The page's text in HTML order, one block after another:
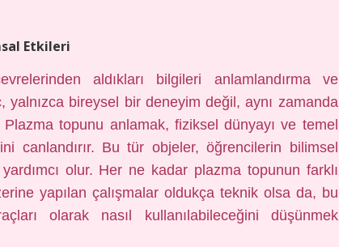
Etkileri
aldıkları bilgileri anlamlandırma ve
yalnızca bireysel bir deneyim değil, aynı zamanda
topunu anlamak, fiziksel dünyayı ve temel
canlandırır. Bu tür objeler, öğrencilerin bilimsel
yardımcı olur. Her ne kadar plazma topunun farklı
yapılan çalışmalar oldukça teknik olsa da, bu
olarak nasıl kullanılabileceğini düşünmek